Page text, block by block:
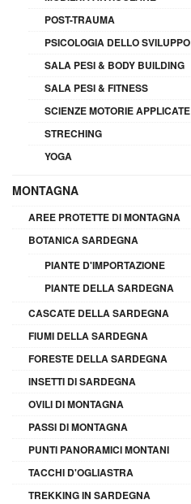
POST-TRAUMA
PSICOLOGIA DELLO SVILUPPO
SALA PESI & BODY BUILDING
SALA PESI & FITNESS
SCIENZE MOTORIE APPLICATE
STRECHING
YOGA
MONTAGNA
AREE PROTETTE DI MONTAGNA
BOTANICA SARDEGNA
PIANTE D'IMPORTAZIONE
PIANTE DELLA SARDEGNA
CASCATE DELLA SARDEGNA
FIUMI DELLA SARDEGNA
FORESTE DELLA SARDEGNA
INSETTI DI SARDEGNA
OVILI DI MONTAGNA
PASSI DI MONTAGNA
PUNTI PANORAMICI MONTANI
TACCHI D'OGLIASTRA
TREKKING IN SARDEGNA